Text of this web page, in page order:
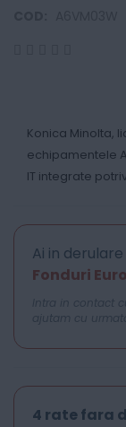
Konica Minolta,
echipamentele
IT integrate
Ai in
Fonduri
Intra in contact
ajutam cu
4 rate fara